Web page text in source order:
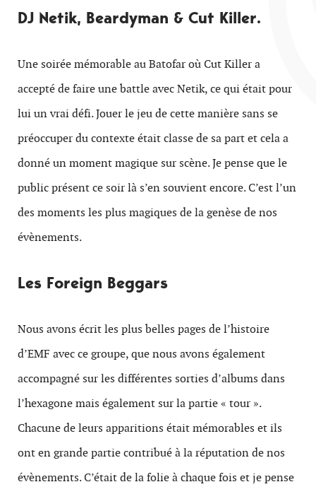
DJ Netik, Beardyman & Cut Killer.
Une soirée mémorable au Batofar où Cut Killer a
accepté de faire une battle avec Netik, ce qui était pour
lui un vrai défi. Jouer le jeu de cette manière sans se
préoccuper du contexte était classe de sa part et cela a
donné un moment magique sur scène. Je pense que le
public présent ce soir là s’en souvient encore. C’est l’un
des moments les plus magiques de la genèse de nos
évènements.
Les Foreign Beggars
Nous avons écrit les plus belles pages de l’histoire
d’EMF avec ce groupe, que nous avons également
accompagné sur les différentes sorties d’albums dans
l’hexagone mais également sur la partie « tour ».
Chacune de leurs apparitions était mémorables et ils
ont en grande partie contribué à la réputation de nos
évènements. C’était de la folie à chaque fois et je pense